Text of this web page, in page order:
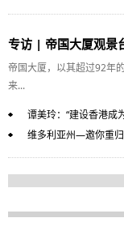
专访 | 帝国大厦观景
帝国大厦，以其超过92年
来...
谭美玲：“建设香港成
维多利亚州—邀你重